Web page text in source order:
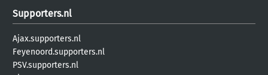
Supporters.nl
Ajax.supporters.nl
Feyenoord.supporters.nl
PSV.supporters.nl